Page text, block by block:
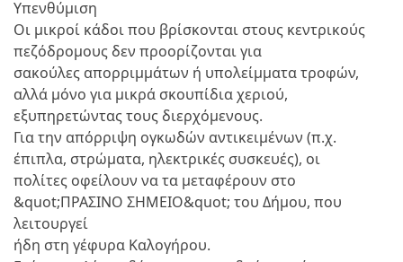
Υπενθύμιση
Οι μικροί κάδοι που βρίσκονται στους κεντρικούς
πεζόδρομους δεν προορίζονται για
σακούλες απορριμμάτων ή υπολείμματα τροφών,
αλλά μόνο για μικρά σκουπίδια χεριού,
εξυπηρετώντας τους διερχόμενους.
Για την απόρριψη ογκωδών αντικειμένων (π.χ.
έπιπλα, στρώματα, ηλεκτρικές συσκευές), οι
πολίτες οφείλουν να τα μεταφέρουν στο
&quot;ΠΡΑΣΙΝΟ ΣΗΜΕΙΟ&quot; του Δήμου, που
λειτουργεί
ήδη στη γέφυρα Καλογήρου.